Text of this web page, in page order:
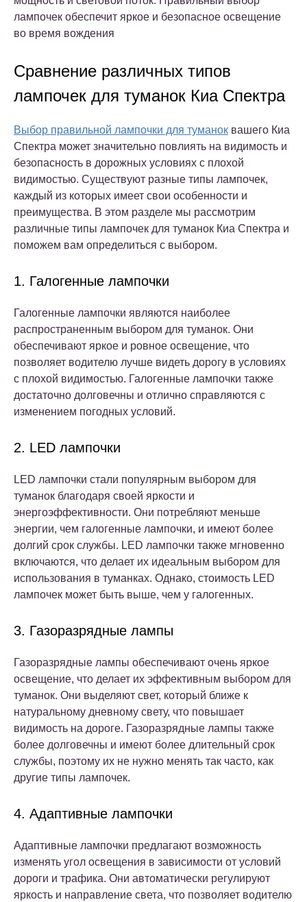
лампочек обеспечит яркое и безопасное освещение
во время вождения
Сравнение различных типов
лампочек для туманок Киа Спектра
Выбор правильной лампочки для туманок вашего Киа
Спектра может значительно повлиять на видимость и
безопасность в дорожных условиях с плохой
видимостью. Существуют разные типы лампочек,
каждый из которых имеет свои особенности и
преимущества. В этом разделе мы рассмотрим
различные типы лампочек для туманок Киа Спектра и
поможем вам определиться с выбором.
1. Галогенные лампочки
Галогенные лампочки являются наиболее
распространенным выбором для туманок. Они
обеспечивают яркое и ровное освещение, что
позволяет водителю лучше видеть дорогу в условиях
с плохой видимостью. Галогенные лампочки также
достаточно долговечны и отлично справляются с
изменением погодных условий.
2. LED лампочки
LED лампочки стали популярным выбором для
туманок благодаря своей яркости и
энергоэффективности. Они потребляют меньше
энергии, чем галогенные лампочки, и имеют более
долгий срок службы. LED лампочки также мгновенно
включаются, что делает их идеальным выбором для
использования в туманках. Однако, стоимость LED
лампочек может быть выше, чем у галогенных.
3. Газоразрядные лампы
Газоразрядные лампы обеспечивают очень яркое
освещение, что делает их эффективным выбором для
туманок. Они выделяют свет, который ближе к
натуральному дневному свету, что повышает
видимость на дороге. Газоразрядные лампы также
более долговечны и имеют более длительный срок
службы, поэтому их не нужно менять так часто, как
другие типы лампочек.
4. Адаптивные лампочки
Адаптивные лампочки предлагают возможность
изменять угол освещения в зависимости от условий
дороги и трафика. Они автоматически регулируют
яркость и направление света, что позволяет водителю